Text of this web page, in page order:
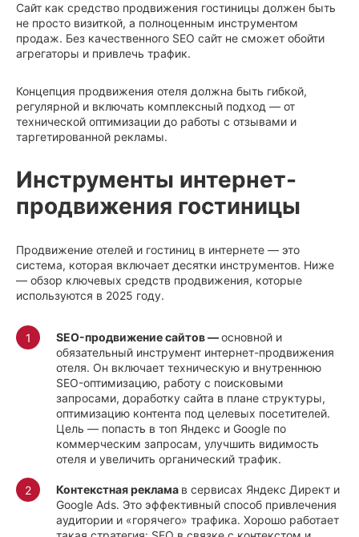
Сайт как средство продвижения гостиницы должен быть
не просто визиткой, а полноценным инструментом
продаж. Без качественного SEO сайт не сможет обойти
агрегаторы и привлечь трафик.
Концепция продвижения отеля должна быть гибкой,
регулярной и включать комплексный подход — от
технической оптимизации до работы с отзывами и
таргетированной рекламы.
Инструменты интернет-
продвижения гостиницы
Продвижение отелей и гостиниц в интернете — это
система, которая включает десятки инструментов. Ниже
— обзор ключевых средств продвижения, которые
используются в 2025 году.
SEO-продвижение сайтов —основной и
обязательный инструмент интернет-продвижения
отеля. Он включает техническую и внутреннюю
SEO-оптимизацию, работу с поисковыми
запросами, доработку сайта в плане структуры,
оптимизацию контента под целевых посетителей.
Цель — попасть в топ Яндекс и Google по
коммерческим запросам, улучшить видимость
отеля и увеличить органический трафик.
Контекстная реклама в сервисах Яндекс Директ и
Google Ads. Это эффективный способ привлечения
аудитории и «горячего» трафика. Хорошо работает